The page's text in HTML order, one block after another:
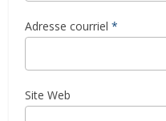
Adresse courriel *
Site Web